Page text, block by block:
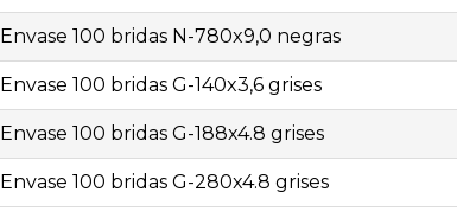
Envase 100 bridas N-780x9,0 negras
Envase 100 bridas G-140x3,6 grises
Envase 100 bridas G-188x4.8 grises
Envase 100 bridas G-280x4.8 grises